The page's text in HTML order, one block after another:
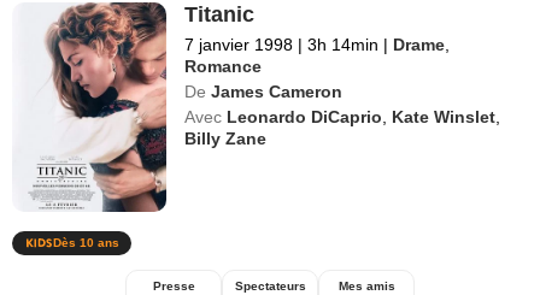
Titanic
7 janvier 1998 | 3h 14min | Drame
Romance
De James Cameron
Avec Leonardo DiCaprio Kate Winslet
Billy Zane
Dès 10 ans
Presse Spectateurs Mes amis